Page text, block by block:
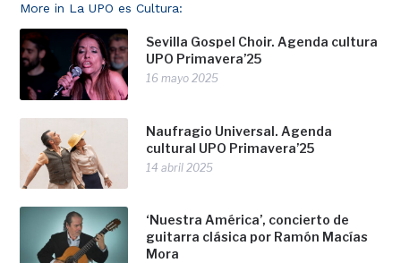
More in La UPO es Cultura:
Sevilla Gospel Choir. Agenda cultura
UPO Primavera’25
16 mayo 2025
Naufragio Universal. Agenda
cultural UPO Primavera’25
14 abril 2025
‘Nuestra América’, concierto de
guitarra clásica por Ramón Macías
Mora